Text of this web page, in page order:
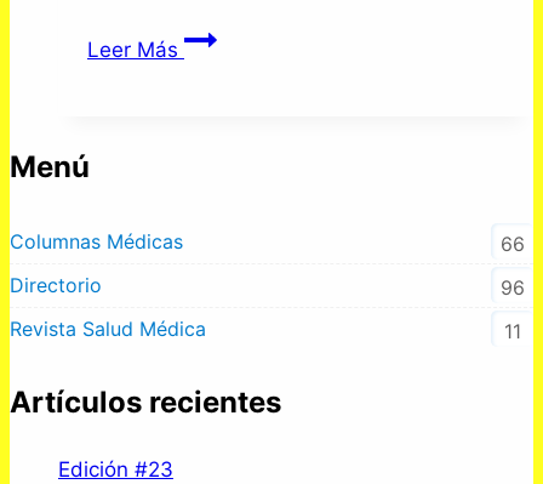
Leer Más Enfermedad
Menú
Columnas Médicas
66
Directorio
96
Revista Salud Médica
11
Artículos recientes
Edición #23